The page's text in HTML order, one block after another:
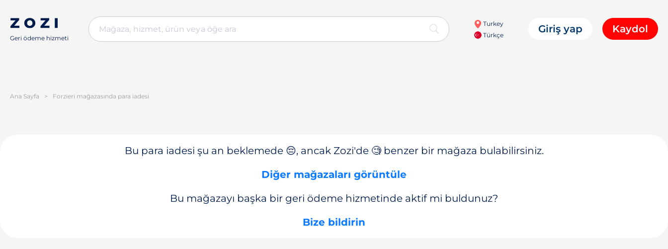
Geri ödeme hizmeti
Turkey
Türkçe
Giriş yap Kaydol
Ana Sayfa > Forzieri mağazasında para iadesi
Bu para iadesi şu an beklemede 😔, ancak Zozi'de 🧐 benzer bir mağaza bulabilirsiniz.
Diğer mağazaları görüntüle
Bu mağazayı başka bir geri ödeme hizmetinde aktif mi buldunuz?
Bize bildirin